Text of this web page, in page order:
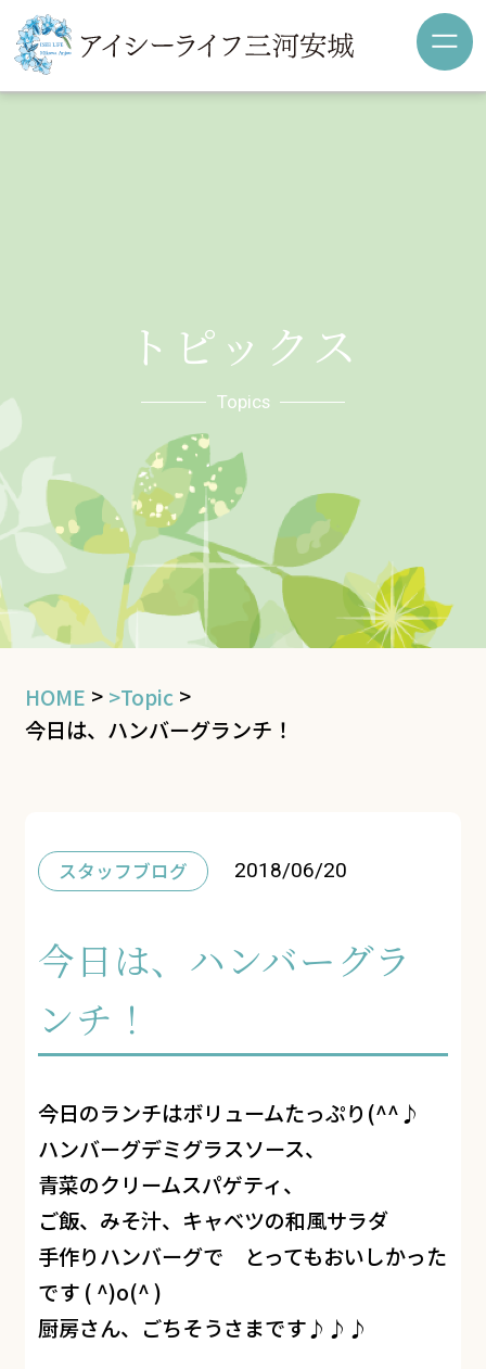
トピックス
Topics
HOME > >Topic >
今日は、ハンバーグランチ！
スタッフブログ 2018/06/20
今日は、ハンバーグラ
ンチ！
今日のランチはボリュームたっぷり(^^♪
ハンバーグデミグラスソース、
青菜のクリームスパゲティ、
ご飯、みそ汁、キャベツの和風サラダ
手作りハンバーグで とってもおいしかった
です ( ^)o(^ )
厨房さん、ごちそうさまです♪♪♪